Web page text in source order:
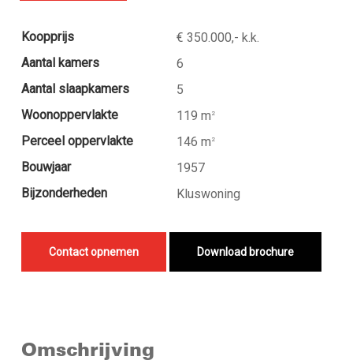
Koopprijs
€ 350.000,- k.k.
Aantal kamers
6
Aantal slaapkamers
5
Woonoppervlakte
119 m 2
Perceel oppervlakte 146 m 2
Bouwjaar
1957
Bijzonderheden
Kluswoning
Contact opnemen Download brochure
Omschrijving